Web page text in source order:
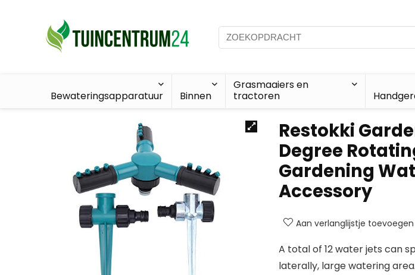
Bewateringsapparatuur Binnen
Grasmaaiers en
tractoren
Restokki
Degree
Gardening
Accessory
Aan verlanglijstje toevoegen
A total of 12 water jets can
laterally, large watering area.